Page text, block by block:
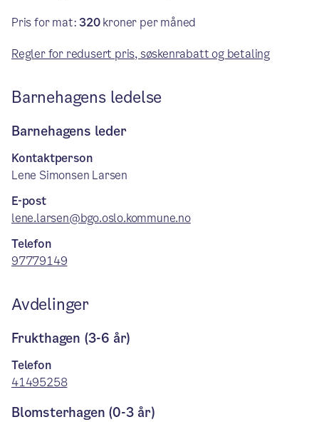
Pris for mat:320kroner per måned
Regler for redusert pris, søskenrabatt og betaling
Barnehagens ledelse
Barnehagens leder
Kontaktperson
Lene Simonsen Larsen
E-post
lene.larsen@bgo.oslo.kommune.no
Telefon
97779149
Avdelinger
Frukthagen (3-6 år)
Telefon
41495258
Blomsterhagen (0-3 år)